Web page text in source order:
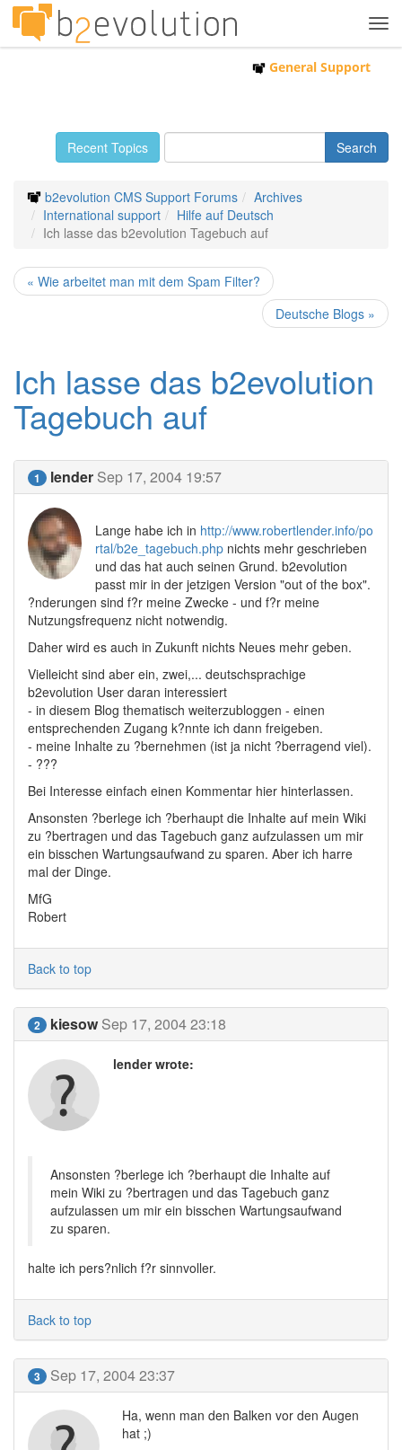
General Support
Recent Topics
b2evolution CMS Support Forums
Archives
International support
Hilfe auf Deutsch
Ich lasse das b2evolution Tagebuch auf
« Wie arbeitet man mit dem Spam Filter?
Deutsche Blogs »
Ich lasse das b2evolution
Tagebuch auf
1 lender Sep 17, 2004 19:57
Lange habe ich in http://www.robertlender.info/po
rtal/b2e_tagebuch.php nichts mehr geschrieben
und das hat auch seinen Grund. b2evolution
passt mir in der jetzigen Version "out of the box".
?nderungen sind f?r meine Zwecke - und f?r meine
Nutzungsfrequenz nicht notwendig.
Daher wird es auch in Zukunft nichts Neues mehr geben.
Vielleicht sind aber ein, zwei,... deutschsprachige
b2evolution User daran interessiert
- in diesem Blog thematisch weiterzubloggen - einen
entsprechenden Zugang k?nnte ich dann freigeben.
- meine Inhalte zu ?bernehmen (ist ja nicht ?berragend viel).
- ???
Bei Interesse einfach einen Kommentar hier hinterlassen.
Ansonsten ?berlege ich ?berhaupt die Inhalte auf mein Wiki
zu ?bertragen und das Tagebuch ganz aufzulassen um mir
ein bisschen Wartungsaufwand zu sparen. Aber ich harre
mal der Dinge.
MfG
Robert
Back to top
2 kiesow Sep 17, 2004 23:18
lender wrote:
Ansonsten ?berlege ich ?berhaupt die Inhalte auf
mein Wiki zu ?bertragen und das Tagebuch ganz
aufzulassen um mir ein bisschen Wartungsaufwand
zu sparen.
halte ich pers?nlich f?r sinnvoller.
Back to top
3 Sep 17, 2004 23:37
Ha, wenn man den Balken vor den Augen
hat ;)